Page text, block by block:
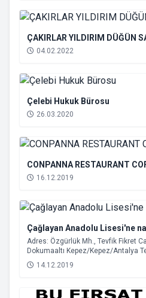
ÇAKIRLAR YILDIRIM DÜĞÜN
04.02.2022
Çelebi Hukuk Bürosu
26.03.2020
CONPANNA RESTAURANT
16.12.2019
Çağlayan Anadolu Lisesi'ne
Adres: Özgürlük Mh., Tevfik Fikret
Dokumaaltı Kepez/Kepez/Antalya
14.12.2019